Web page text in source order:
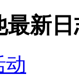
最新日
动